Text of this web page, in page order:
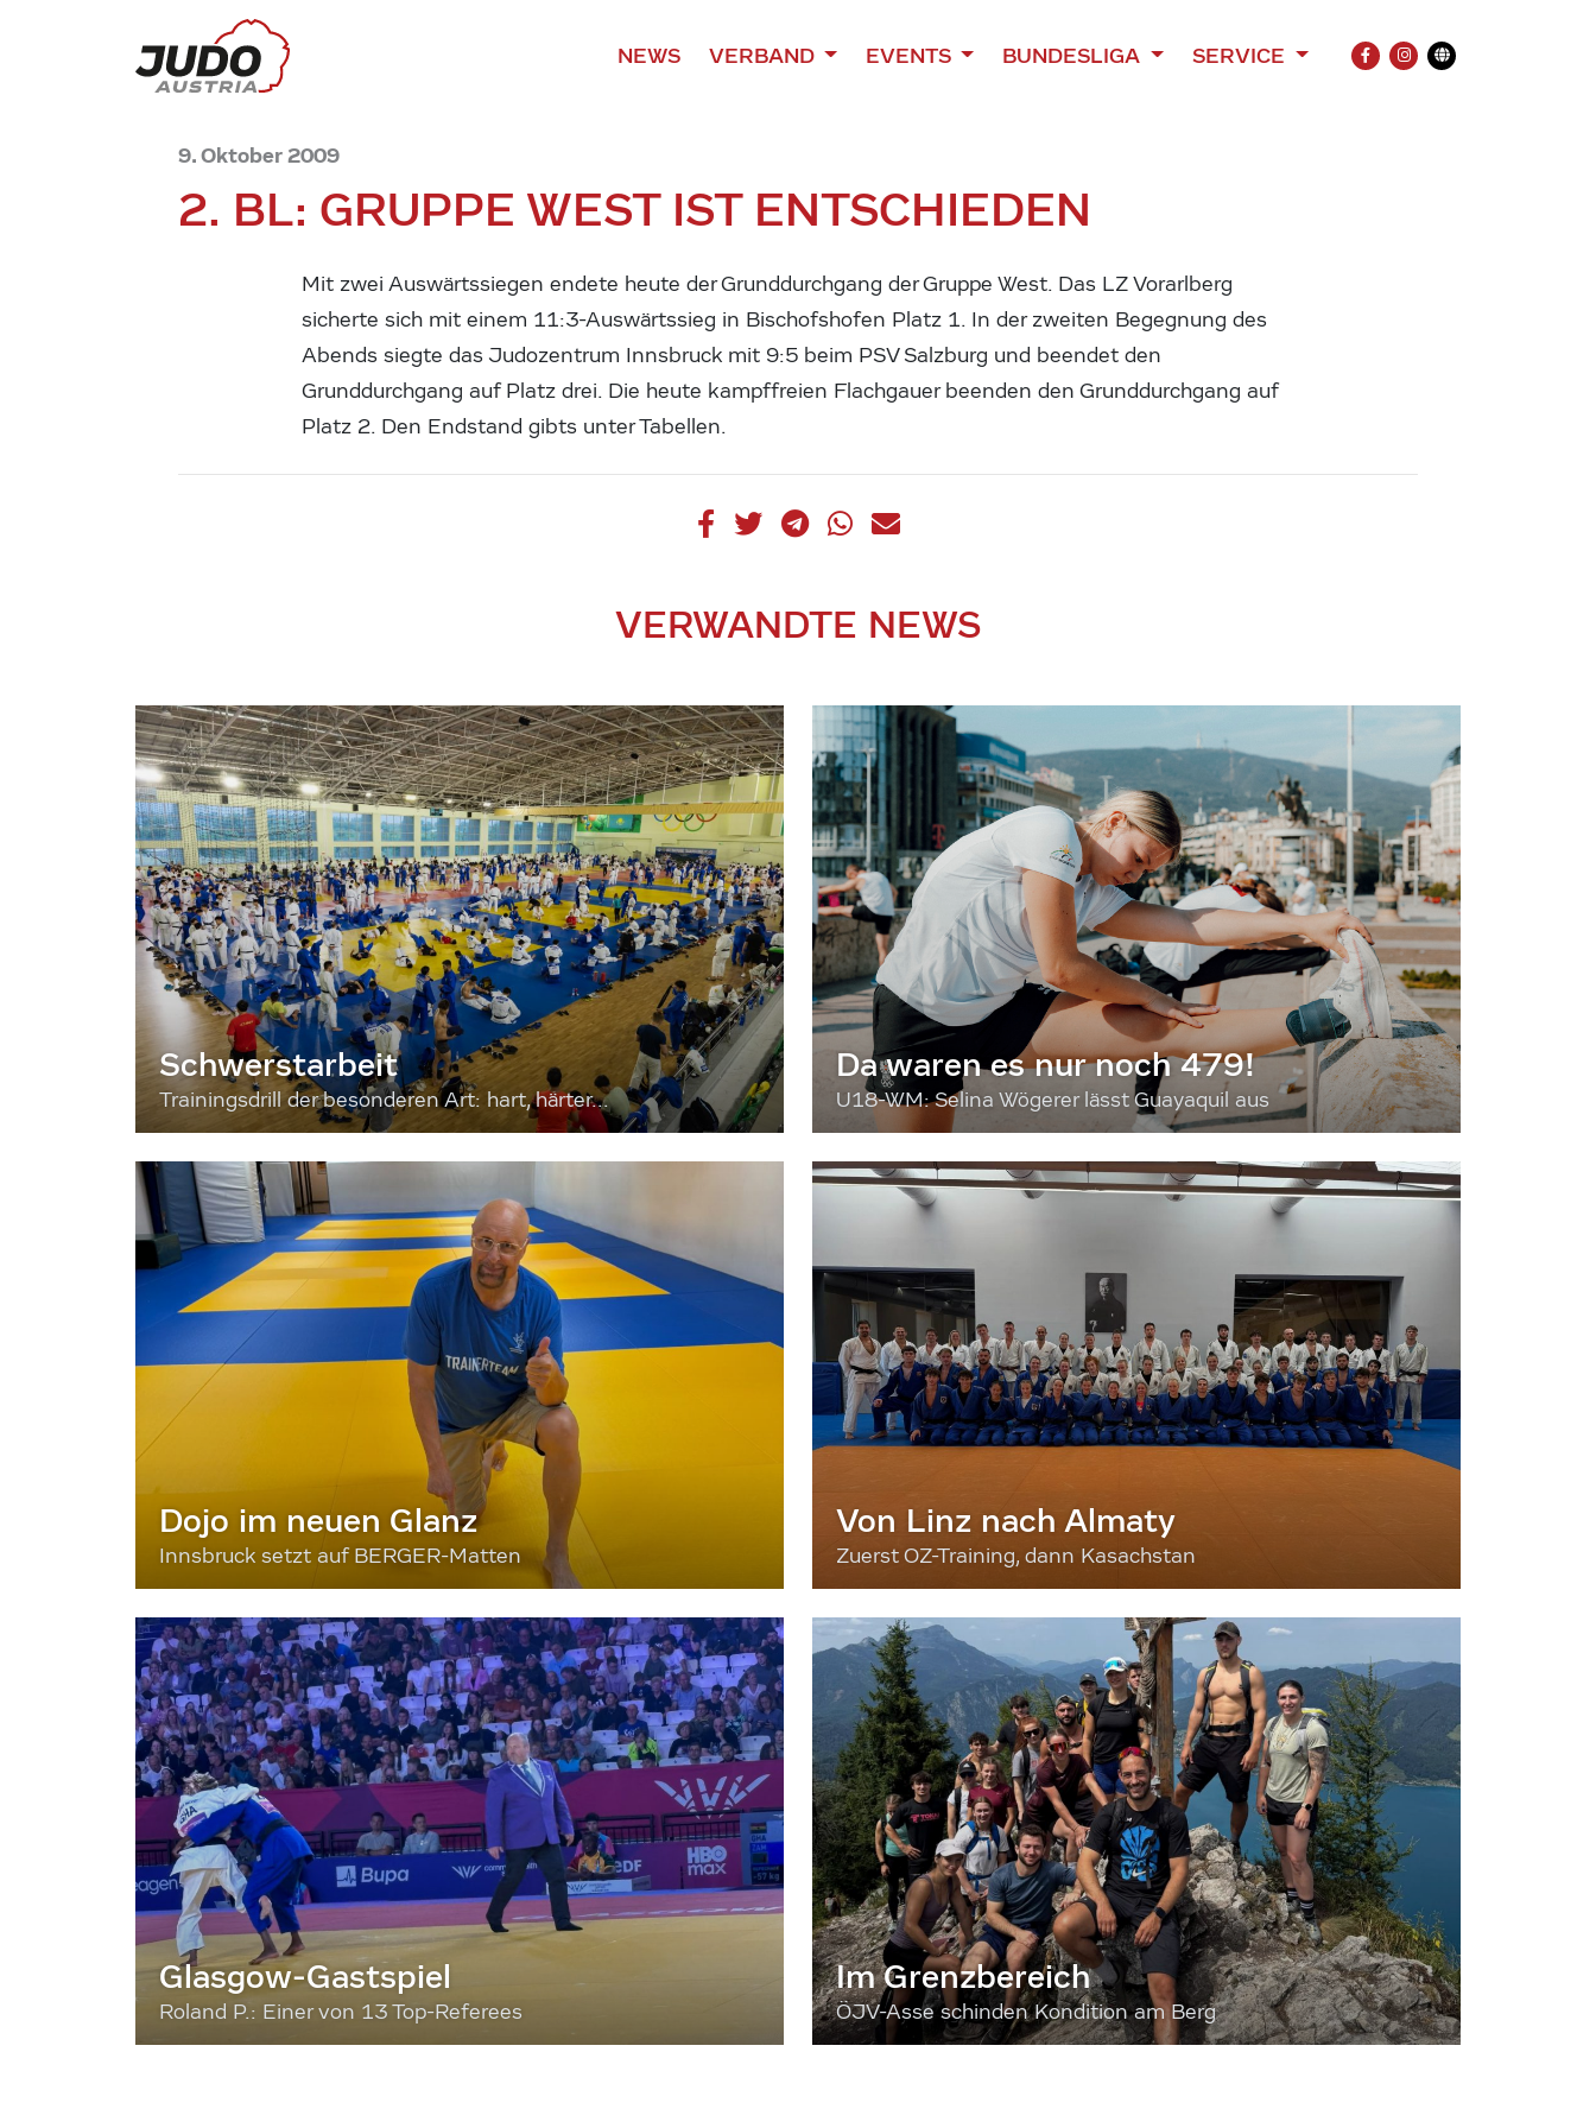
NEWS VERBAND EVENTS BUNDESLIGA SERVICE
FACEBOOK
INSTAGRAM
Übersetzung
9. Oktober 2009
2. BL: GRUPPE WEST IST ENTSCHIEDEN
Mit zwei Auswärtssiegen endete heute der Grunddurchgang der Gruppe West. Das LZ Vorarlberg
sicherte sich mit einem 11:3-Auswärtssieg in Bischofshofen Platz 1. In der zweiten Begegnung des
Abends siegte das Judozentrum Innsbruck mit 9:5 beim PSV Salzburg und beendet den
Grunddurchgang auf Platz drei. Die heute kampffreien Flachgauer beenden den Grunddurchgang auf
Platz 2. Den Endstand gibts unter Tabellen.
VERWANDTE NEWS
Schwerstarbeit
Trainingsdrill der besonderen Art: hart, härter...
Da waren es nur noch 479!
U18-WM: Selina Wögerer lässt Guayaquil aus
Dojo im neuen Glanz
Innsbruck setzt auf BERGER-Matten
Von Linz nach Almaty
Zuerst OZ-Training, dann Kasachstan
Glasgow-Gastspiel
Roland P.: Einer von 13 Top-Referees
Im Grenzbereich
ÖJV-Asse schinden Kondition am Berg